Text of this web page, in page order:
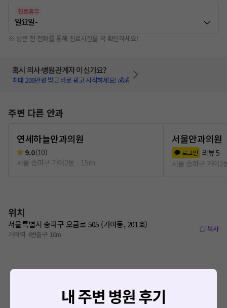
진료휴무
일요일-
※ 방문 전 전화를 통해 진료시간을 꼭 확인하세요!
혹시 의사·병원관계자 이신가요?
최대 200만원 받고 바로 광고 시작하세요! 💰💰
주변 다른 안과
연세하늘안과의원
9.0(10)
서울 송파구 거여2동
15m
서울안과의원
로그인 리뷰5
서울 송파구 거여2
위치
서울특별시 송파구 오금로 505 (거여동, 201호)
거여역 4번출구 10m
복사